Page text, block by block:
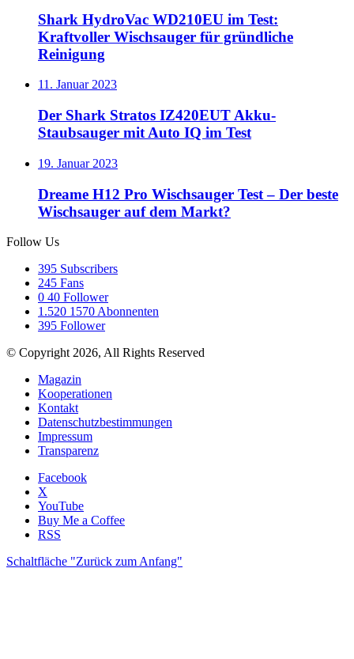
Shark HydroVac WD210EU im Test:
Kraftvoller Wischsauger für gründliche
Reinigung
11. Januar 2023
Der Shark Stratos IZ420EUT Akku-
Staubsauger mit Auto IQ im Test
19. Januar 2023
Dreame H12 Pro Wischsauger Test – Der beste
Wischsauger auf dem Markt?
Follow Us
395 Subscribers
245 Fans
0 40 Follower
1.520 1570 Abonnenten
395 Follower
© Copyright 2026, All Rights Reserved
Magazin
Kooperationen
Kontakt
Datenschutzbestimmungen
Impressum
Transparenz
Facebook
X
YouTube
Buy Me a Coffee
RSS
Schaltfläche "Zurück zum Anfang"